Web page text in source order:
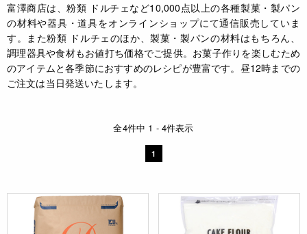
富澤商店は、粉類 ドルチェなど10,000点以上の各種製菓・製パン
の材料や器具・道具をオンラインショップにて通信販売していま
す。また粉類 ドルチェのほか、製菓・製パンの材料はもちろん、
調理器具や食材もお値打ち価格でご提供。お菓子作りを楽しむため
のアイテムと各季節におすすめのレシピが豊富です。昼12時までの
ご注文は当日発送いたします。
全4件中 1 - 4件表示
1